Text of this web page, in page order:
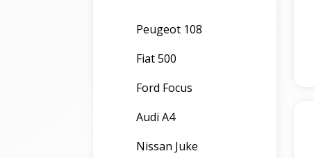
Peugeot 108
Fiat 500
Ford Focus
Audi A4
Nissan Juke